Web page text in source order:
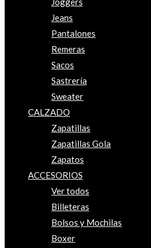
Jeans
Pantalones
Remeras
Sacos
Sastrería
Sweater
CALZADO
Zapatillas
Zapatillas Gola
Zapatos
ACCESORIOS
Ver todos
Billeteras
Bolsos y Mochilas
Boxer